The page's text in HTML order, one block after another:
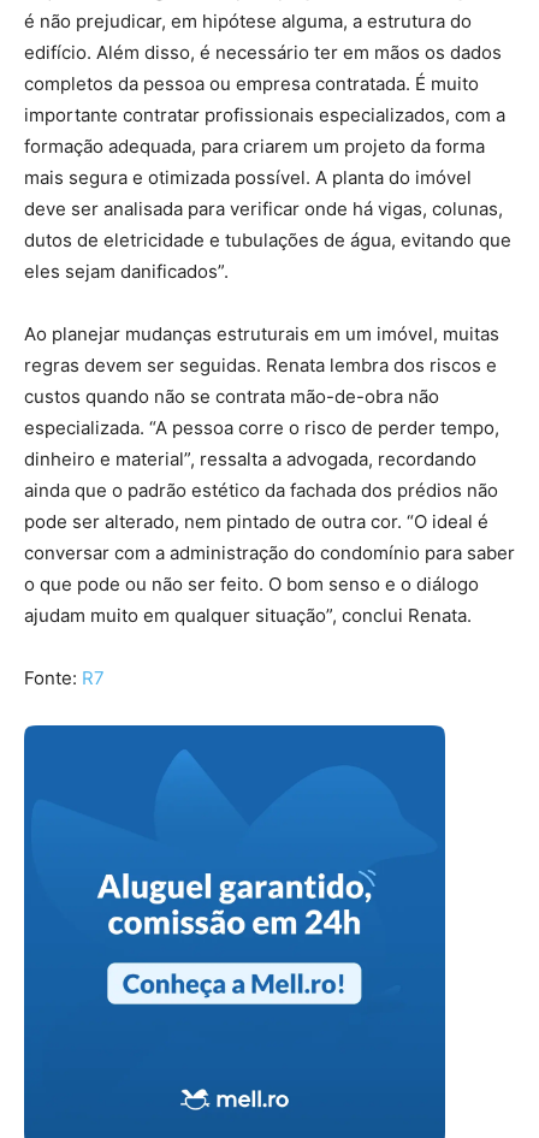
é não prejudicar, em hipótese alguma, a estrutura do
edifício. Além disso, é necessário ter em mãos os dados
completos da pessoa ou empresa contratada. É muito
importante contratar profissionais especializados, com a
formação adequada, para criarem um projeto da forma
mais segura e otimizada possível. A planta do imóvel
deve ser analisada para verificar onde há vigas, colunas,
dutos de eletricidade e tubulações de água, evitando que
eles sejam danificados”.
Ao planejar mudanças estruturais em um imóvel, muitas
regras devem ser seguidas. Renata lembra dos riscos e
custos quando não se contrata mão-de-obra não
especializada. “A pessoa corre o risco de perder tempo,
dinheiro e material”, ressalta a advogada, recordando
ainda que o padrão estético da fachada dos prédios não
pode ser alterado, nem pintado de outra cor. “O ideal é
conversar com a administração do condomínio para saber
o que pode ou não ser feito. O bom senso e o diálogo
ajudam muito em qualquer situação”, conclui Renata.
Fonte: R7